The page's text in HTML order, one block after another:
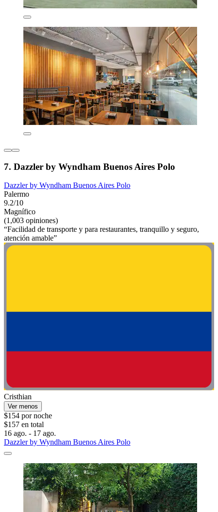
7. Dazzler by Wyndham Buenos Aires Polo
Dazzler by Wyndham Buenos Aires Polo
Palermo
9.2/10
Magnífico
(1,003 opiniones)
“Facilidad de transporte y para restaurantes, tranquillo y seguro,
atención amable”
Cristhian
Ver menos
$154 por noche
$157 en total
16 ago. - 17 ago.
Dazzler by Wyndham Buenos Aires Polo